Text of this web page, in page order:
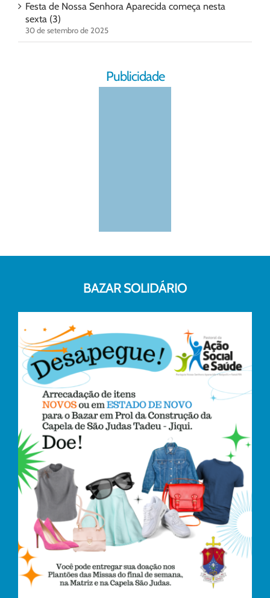
Festa de Nossa Senhora Aparecida começa nesta
sexta (3)
30 de setembro de 2025
Publicidade
BAZAR SOLIDÁRIO